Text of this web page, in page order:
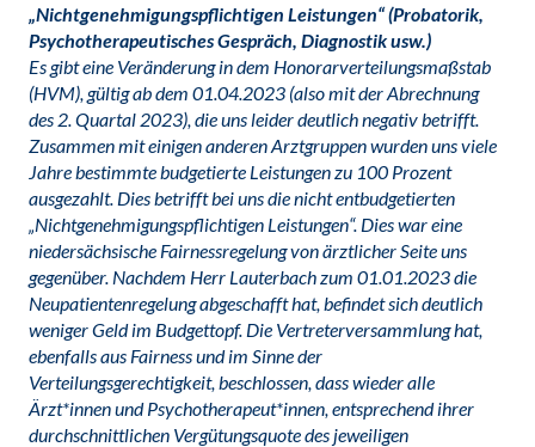
„Nichtgenehmigungspflichtigen Leistungen“ (Probatorik,
Psychotherapeutisches Gespräch, Diagnostik usw.)
Es gibt eine Veränderung in dem Honorarverteilungsmaßstab
(HVM), gültig ab dem 01.04.2023 (also mit der Abrechnung
des 2. Quartal 2023), die uns leider deutlich negativ betrifft.
Zusammen mit einigen anderen Arztgruppen wurden uns viele
Jahre bestimmte budgetierte Leistungen zu 100 Prozent
ausgezahlt. Dies betrifft bei uns die nicht entbudgetierten
„Nichtgenehmigungspflichtigen Leistungen“. Dies war eine
niedersächsische Fairnessregelung von ärztlicher Seite uns
gegenüber. Nachdem Herr Lauterbach zum 01.01.2023 die
Neupatientenregelung abgeschafft hat, befindet sich deutlich
weniger Geld im Budgettopf. Die Vertreterversammlung hat,
ebenfalls aus Fairness und im Sinne der
Verteilungsgerechtigkeit, beschlossen, dass wieder alle
Ärzt*innen und Psychotherapeut*innen, entsprechend ihrer
durchschnittlichen Vergü­tungsquote des jeweiligen